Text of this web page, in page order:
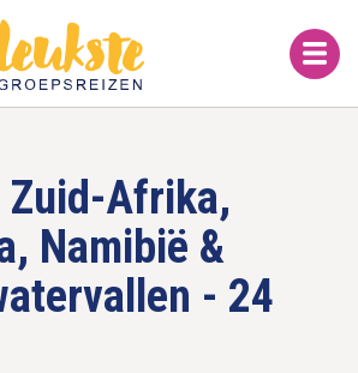
Zuid-Afrika,
Namibië &
- 24